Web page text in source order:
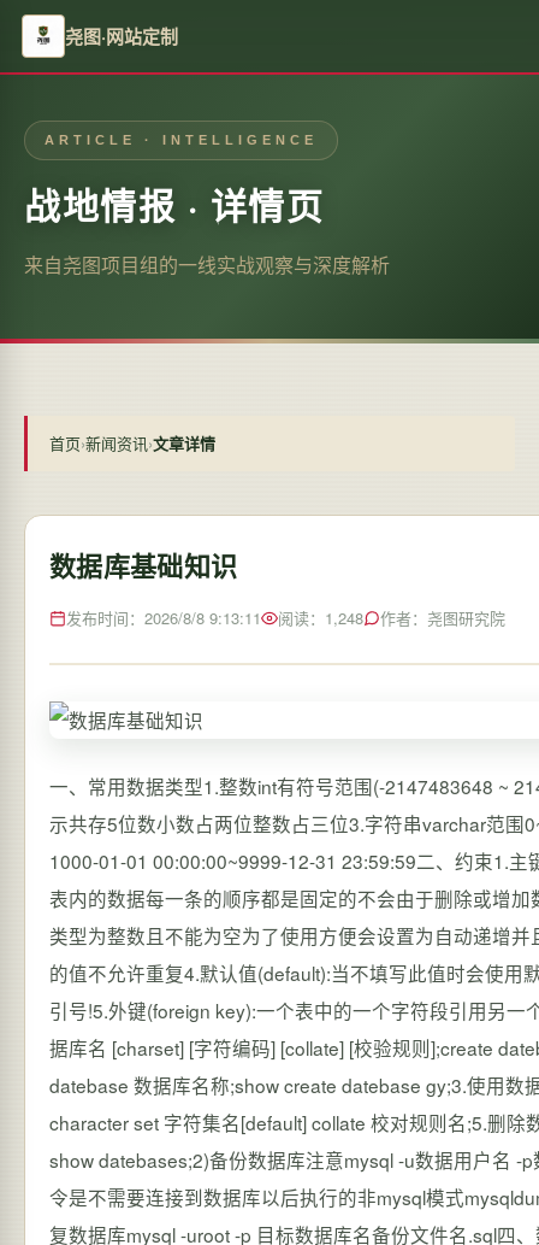
尧图·网站定制
ARTICLE · INTELLIGENCE
战地情报 · 详情页
来自尧图项目组的一线实战观察与深度解析
首页›新闻资讯›文章详情
数据库基础知识
发布时间：2026/8/8 9:13:11 阅读：1,248 作者：尧图研究院
一、常用数据类型1.整数int有符号范围(-2147483648 ~
示共存5位数小数占两位整数占三位3.字符串varchar范
1000-01-01 00:00:00~9999-12-31 23:59:59二、约束1.
表内的数据每一条的顺序都是固定的不会由于删除或增
类型为整数且不能为空为了使用方便会设置为自动递增
的值不允许重复4.默认值(default):当不填写此值时会使
引号!5.外键(foreign key):一个表中的一个字符段引用另
据库名 [charset] [字符编码] [collate] [校验规则];create
datebase 数据库名称;show create datebase gy;3.使用
character set 字符集名[default] collate 校对规则名;5.删
show datebases;2)备份数据库注意mysql -u数据用户名
令是不需要连接到数据库以后执行的非mysql模式
复数据库mysql -uroot -p 目标数据库名备份文件名.sql四